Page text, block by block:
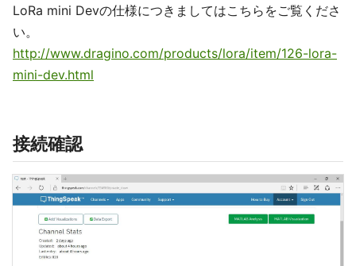
LoRa mini Devの仕様につきましてはこちらをご覧くださ
い。
http://www.dragino.com/products/lora/item/126-lora-
mini-dev.html
接続確認